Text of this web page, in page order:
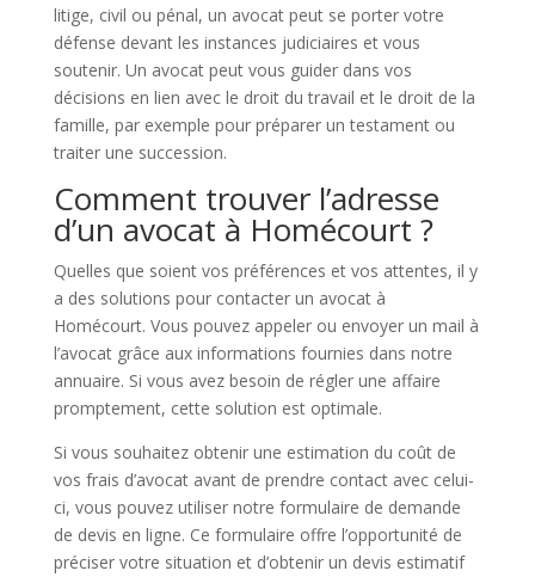
litige, civil ou pénal, un avocat peut se porter votre
défense devant les instances judiciaires et vous
soutenir. Un avocat peut vous guider dans vos
décisions en lien avec le droit du travail et le droit de la
famille, par exemple pour préparer un testament ou
traiter une succession.
Comment trouver l’adresse
d’un avocat à Homécourt ?
Quelles que soient vos préférences et vos attentes, il y
a des solutions pour contacter un avocat à
Homécourt. Vous pouvez appeler ou envoyer un mail à
l’avocat grâce aux informations fournies dans notre
annuaire. Si vous avez besoin de régler une affaire
promptement, cette solution est optimale.
Si vous souhaitez obtenir une estimation du coût de
vos frais d’avocat avant de prendre contact avec celui-
ci, vous pouvez utiliser notre formulaire de demande
de devis en ligne. Ce formulaire offre l’opportunité de
préciser votre situation et d’obtenir un devis estimatif